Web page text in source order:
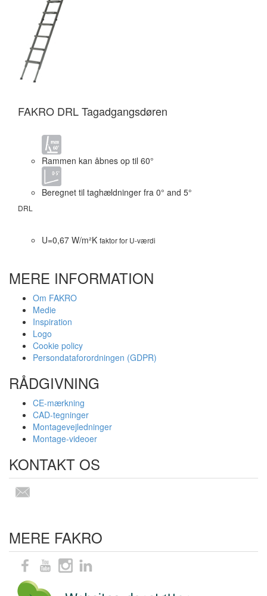
FAKRO DRL Tagadgangsdøren
Rammen kan åbnes op til 60°
Beregnet til taghældninger fra 0° and 5°
DRL
U=0,67 W/m²K faktor for U-værdi
MERE INFORMATION
Om FAKRO
Medie
Inspiration
Logo
Cookie policy
Persondataforordningen (GDPR)
RÅDGIVNING
CE-mærkning
CAD-tegninger
Montagevejledninger
Montage-videoer
KONTAKT OS
MERE FAKRO